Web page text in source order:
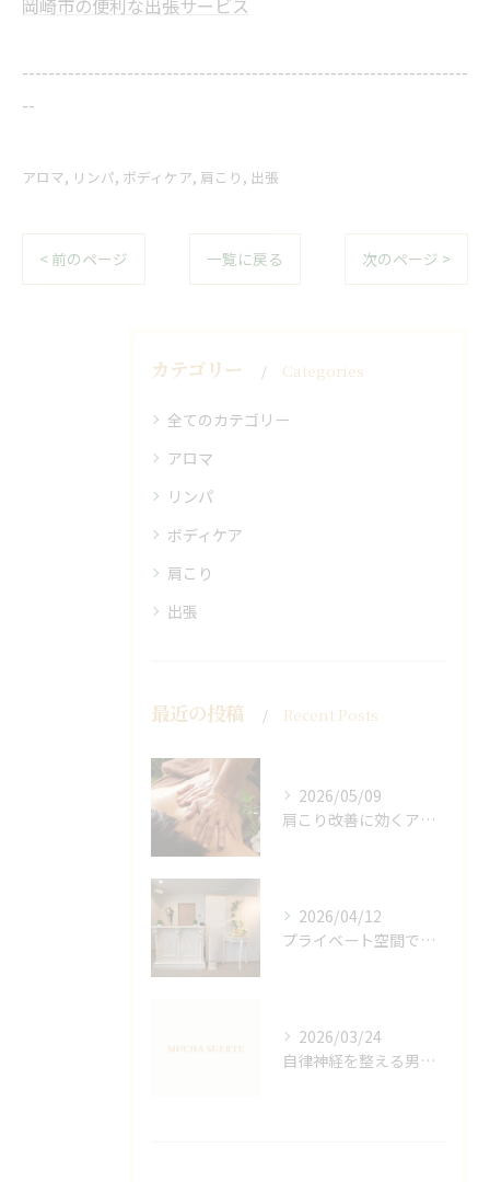
岡崎市の便利な出張サービス
--------------------------------------------------------------------
--
アロマ リンパ ボディケア 肩こり 出張
< 前のページ 一覧に戻る 次のページ >
カテゴリー Categories
全てのカテゴリー
アロマ
リンパ
ボディケア
肩こり
出張
最近の投稿 Recent Posts
2026/05/09
肩こり改善に効くアロマリンパの手技と効果
2026/04/12
プライベート空間で極上アロマリンパケアの効果
2026/03/24
自律神経を整える男性オイルマッサージ